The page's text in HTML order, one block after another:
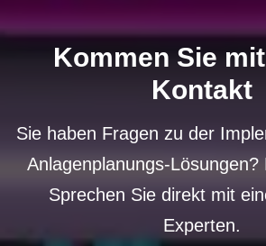
Kommen Sie
Kontakt
Sie haben Fragen zu der
Anlagenplanungs-Lösungen?
Sprechen Sie direkt mit
Experten.